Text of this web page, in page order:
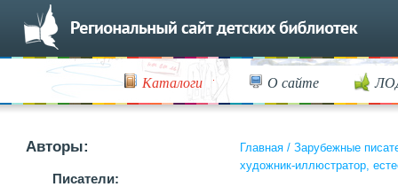
Каталоги О сайте
Авторы:
Писатели:
Главная / Зарубежные
художник-иллюстратор,